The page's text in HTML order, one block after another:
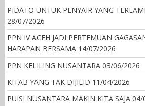
PIDATO UNTUK PENYAIR YANG
28/07/2026
PPN IV ACEH JADI PERTEMUAN
HARAPAN BERSAMA 14/07/2026
PPN KELILING NUSANTARA 03/06/2026
KITAB YANG TAK DIJILID 11/04/2026
PUISI NUSANTARA MAKIN KITA SAJA 04/